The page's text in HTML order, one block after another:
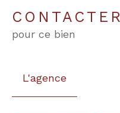
CONTACTER
pour ce bien
L'agence